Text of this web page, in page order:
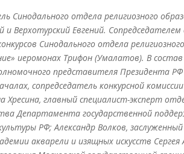
Синодального отдела религиозного
и Верхотурский Евгений.
Синодального отдела
иеромонах Трифон (Умалатов). В
представителя Президента
сопредседатель конкурсной
главный специалист-эксперт
Департамента государственной
РФ; Александр Волков, заслуженный
акварели и изящных искусств